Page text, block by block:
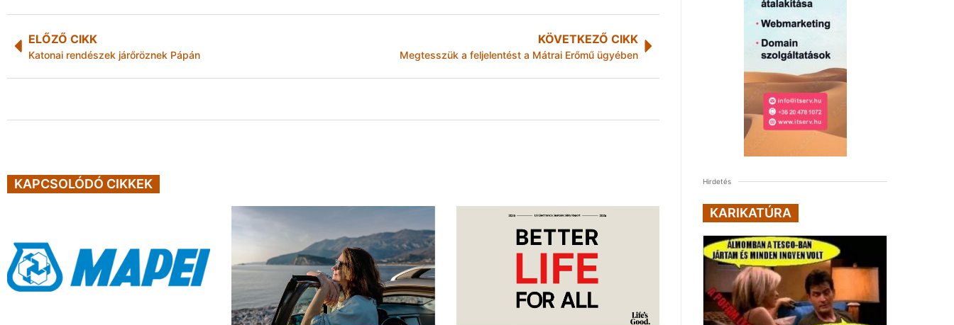
ELŐZŐ CIKK
Katonai rendészek járőröznek Pápán
KÖVETKEZŐ CIKK
Megtesszük a feljelentést a Mátrai Erőmű ügyében
KAPCSOLÓDÓ CIKKEK Hirdetés
KARIKATÚRA